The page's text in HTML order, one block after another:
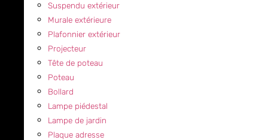
Suspendu extérieur
Murale extérieure
Plafonnier extérieur
Projecteur
Tête de poteau
Poteau
Bollard
Lampe piédestal
Lampe de jardin
Plaque adresse